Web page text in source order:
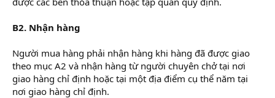
B2. Nhận hàng
Người mua hàng phải nhận hàng khi hàng đã được giao
theo mục A2 và nhận hàng từ người chuyên chở tại nơi
giao hàng chỉ định hoặc tại một địa điểm cụ thể năm tại
nơi giao hàng chỉ định.